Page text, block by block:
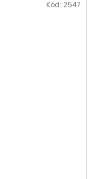
Kód: 2547